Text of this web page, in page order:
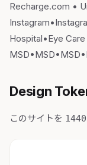
Recharge.com •
Hospital•Eye
Design
このサイトを